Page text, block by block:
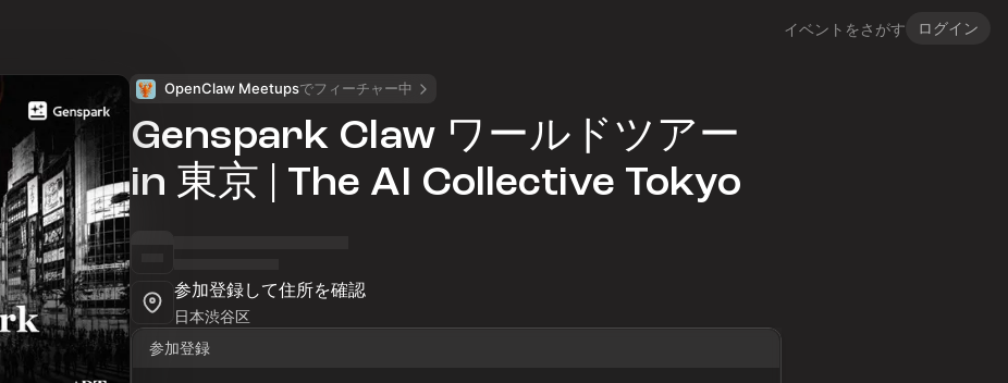
イベントをさがす ログイン
OpenClaw Meetupsでフィーチャー中
Genspark Claw ワールドツアー
in 東京 | The AI Collective Tokyo
参加登録して住所を確認
日本渋谷区
参加登録